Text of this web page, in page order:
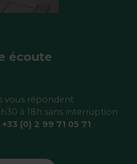
écoute
vous répondent
à 18h sans interruption
+33 (0) 2 99 71 05 71